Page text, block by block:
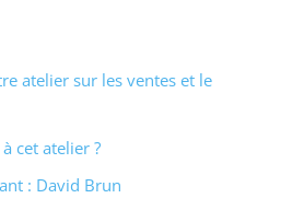
atelier sur les ventes et le
cet atelier ?
: David Brun